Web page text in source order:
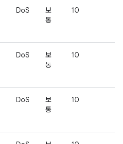
DoS
보
통
10
DoS
보
통
10
DoS
보
통
10